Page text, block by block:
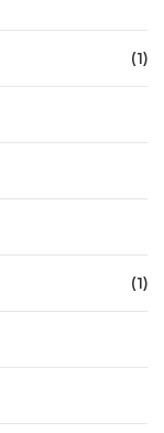
(1)
(1)